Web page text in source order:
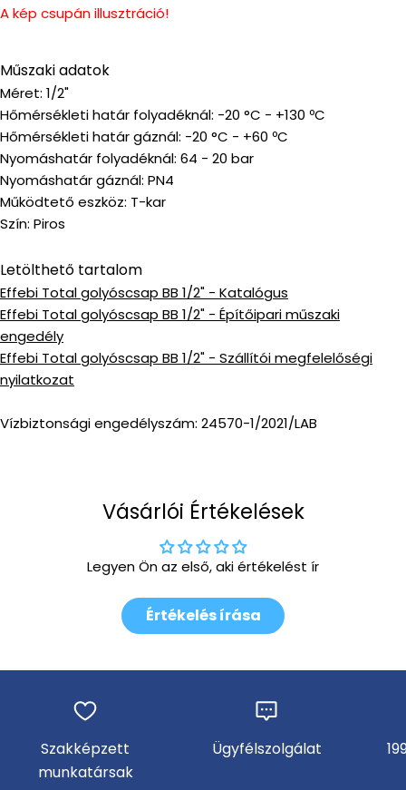
A kép csupán illusztráció!
Műszaki adatok
Méret: 1/2"
Hőmérsékleti határ folyadéknál: -20 °C - +130 ºC
Hőmérsékleti határ gáznál: -20 °C - +60 ºC
Nyomáshatár folyadéknál: 64 - 20 bar
Nyomáshatár gáznál: PN4
Működtető eszköz: T-kar
Szín: Piros
Letölthető tartalom
Effebi Total golyóscsap BB 1/2" - Katalógus
Effebi Total golyóscsap BB 1/2" - Építőipari műszaki
engedély
Effebi Total golyóscsap BB 1/2" - Szállítói megfelelőségi
nyilatkozat
Vízbiztonsági engedélyszám: 24570-1/2021/LAB
Vásárlói Értékelések
Legyen Ön az első, aki értékelést ír
Értékelés írása
Szakképzett
munkatársak
Ügyfélszolgálat